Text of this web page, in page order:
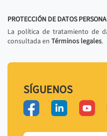
PROTECCIÓN DE DATOS
La política de tratamiento de
consultada en Términos legales.
SÍGUENOS